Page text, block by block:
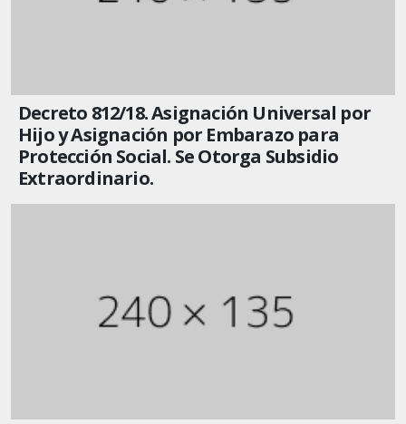
Decreto 812/18. Asignación Universal por
Hijo y Asignación por Embarazo para
Protección Social. Se Otorga Subsidio
Extraordinario.